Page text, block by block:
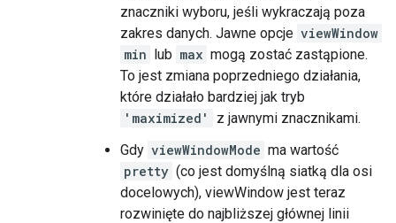
znaczniki wyboru, jeśli wykraczają poza
zakres danych. Jawne opcje viewWindow
min lub max mogą zostać zastąpione.
To jest zmiana poprzedniego działania,
które działało bardziej jak tryb
'maximized'
z jawnymi znacznikami.
Gdy viewWindowMode ma wartość
pretty (co jest domyślną siatką dla osi
docelowych), viewWindow jest teraz
rozwinięte do najbliższej głównej linii